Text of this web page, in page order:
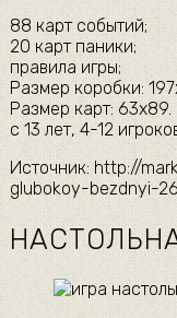
88 карт событий;
20 карт паники;
правила игры;
Размер коробки:
Размер карт: 63х89.
с 13 лет, 4-12
Источник: http://
glubokoy-bezdnyi-